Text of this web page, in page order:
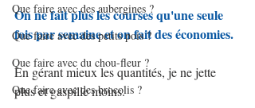
Que faire avec des aubergines ?
Que faire avec des petits pois ?
Que faire avec du chou-fleur ?
Que faire avec des brocolis ?
On ne fait plus les courses qu'une seule
fois par semaine et on fait des économies.
En gérant mieux les quantités, je ne jette
plus et gaspille moins.